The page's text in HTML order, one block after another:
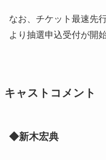
なお、チケット最速先
より抽選申込受付が開始
キャストコメント
◆新木宏典